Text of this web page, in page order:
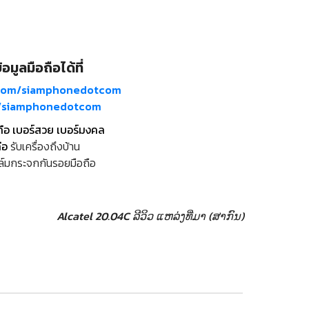
มูลมือถือได้ที่
siamphonedotcom
เบอร์สวย เบอร์มงคล
รับเครื่องถึงบ้าน
กระจกกันรอยมือถือ
Alcatel 20.04C ລີວິວ ແຫລ່ງທີ່ມາ (ສາກົນ)